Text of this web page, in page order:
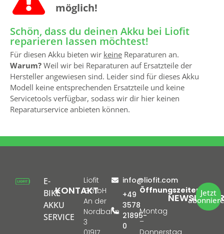
möglich!
Schön, dass du deinen Akku bei Liofit
reparieren lassen möchtest!
Für diesen Akku bieten wir keine Reparaturen an.
Warum? Weil wir bei Reparaturen auf Ersatzteile der
Hersteller angewiesen sind. Leider sind für dieses Akku
Modell keine entsprechenden Ersatzteile und keine
Servicetools verfügbar, sodass wir dir hier keinen
Reparaturservice anbieten können.
E-
BIKE
AKKU
SERVICE
KONTAKT
Liofit
GmbH
An der
Nordbahn
3
info@liofit.com
+49
3578
21895-
0
Öffnungszeiten:
Montag
–
Donnerstag
NEWSLETTER
Jetzt